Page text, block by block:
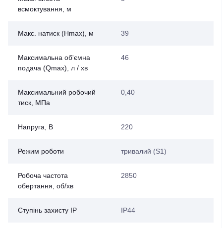
всмоктування, м
Макс. натиск (Нmax), м 39
Максимальна об'ємна
подача (Qmax), л / хв
46
Максимальний робочий
тиск, МПа
0,40
Напруга, В 220
Режим роботи тривалий (S1)
Робоча частота
обертання, об/хв
2850
Ступінь захисту IP IP44